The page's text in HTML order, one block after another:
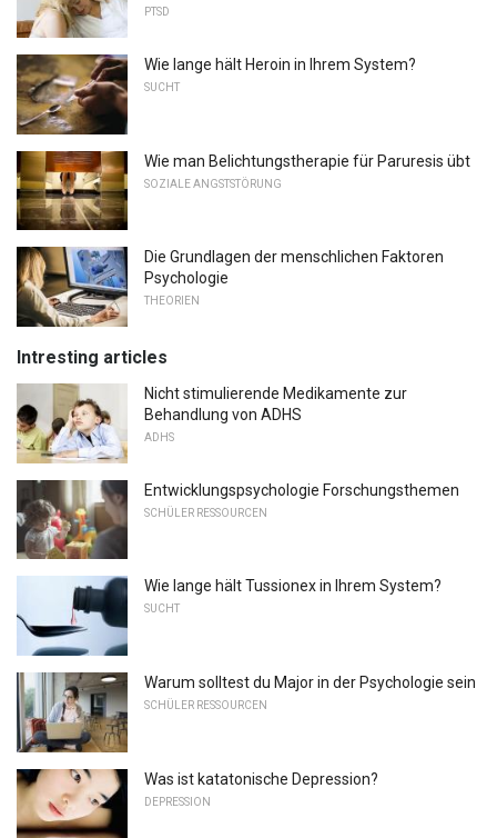
PTSD
Wie lange hält Heroin in Ihrem System?
SUCHT
Wie man Belichtungstherapie für Paruresis übt
SOZIALE ANGSTSTÖRUNG
Die Grundlagen der menschlichen Faktoren
Psychologie
THEORIEN
Intresting articles
Nicht stimulierende Medikamente zur
Behandlung von ADHS
ADHS
Entwicklungspsychologie Forschungsthemen
SCHÜLER RESSOURCEN
Wie lange hält Tussionex in Ihrem System?
SUCHT
Warum solltest du Major in der Psychologie sein
SCHÜLER RESSOURCEN
Was ist katatonische Depression?
DEPRESSION